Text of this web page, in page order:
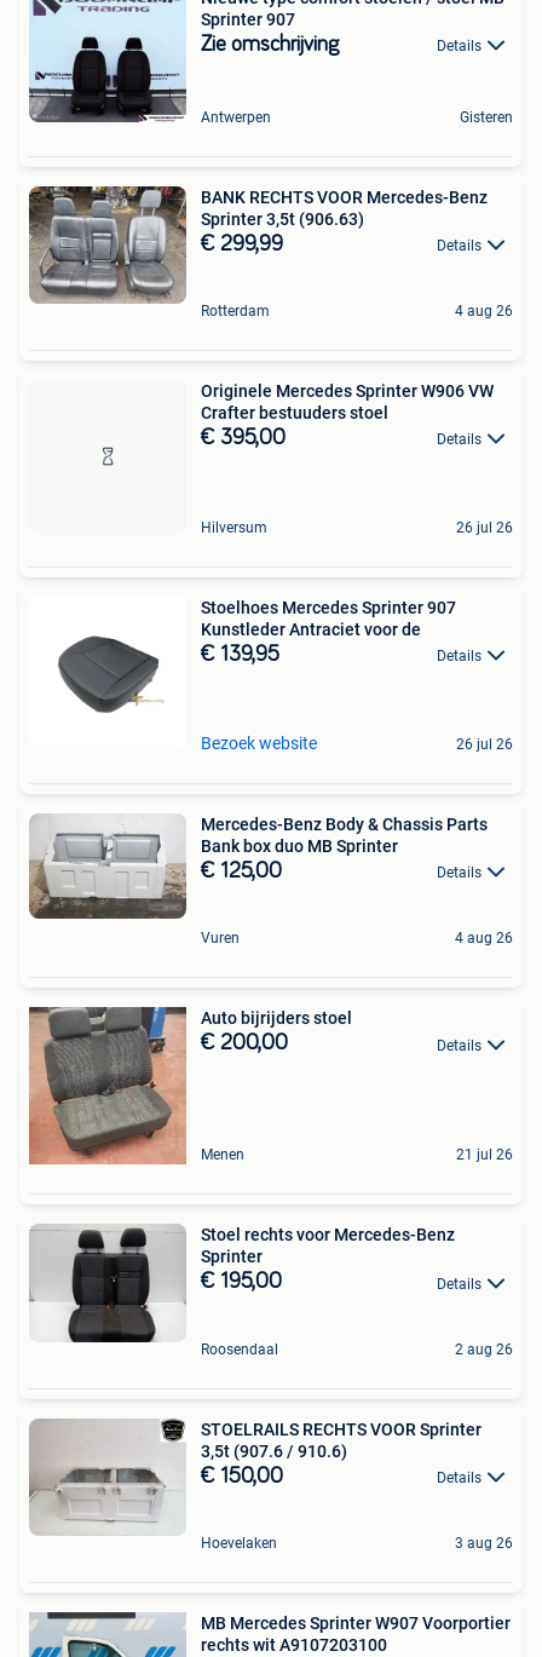
Sprinter 907
Zie omschrijving Details
Antwerpen Gisteren
BANK RECHTS VOOR Mercedes-Benz
Sprinter 3,5t (906.63)
€ 299,99 Details
Rotterdam 4 aug 26
Originele Mercedes Sprinter W906 VW
Crafter bestuuders stoel
€ 395,00 Details
Hilversum 26 jul 26
Stoelhoes Mercedes Sprinter 907
Kunstleder Antraciet voor de
€ 139,95 Details
Bezoek website 26 jul 26
Mercedes-Benz Body & Chassis Parts
Bank box duo MB Sprinter
€ 125,00 Details
Vuren 4 aug 26
Auto bijrijders stoel
€ 200,00 Details
Menen 21 jul 26
Stoel rechts voor Mercedes-Benz
Sprinter
€ 195,00 Details
Roosendaal 2 aug 26
STOELRAILS RECHTS VOOR Sprinter
3,5t (907.6 / 910.6)
€ 150,00 Details
Hoevelaken 3 aug 26
MB Mercedes Sprinter W907 Voorportier
rechts wit A9107203100